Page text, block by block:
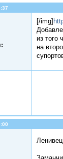
[/img]
из того
на